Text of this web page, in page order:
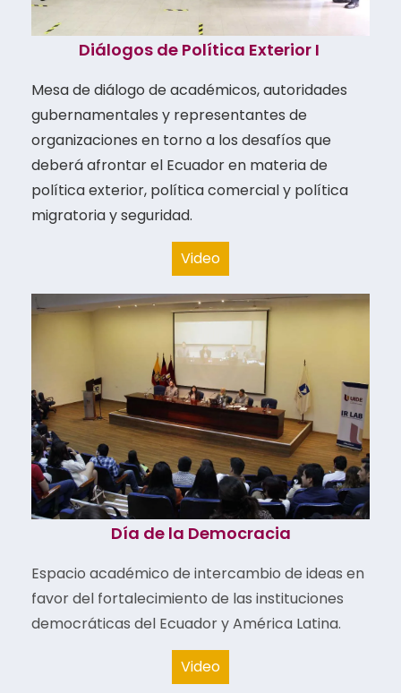
Diálogos de Política Exterior I
Mesa de diálogo de académicos, autoridades
gubernamentales y representantes de
organizaciones en torno a los desafíos que
deberá afrontar el Ecuador en materia de
política exterior, política comercial y política
migratoria y seguridad.
Video
Día de la Democracia​
Espacio académico de intercambio de ideas en
favor del fortalecimiento de las instituciones
democráticas del Ecuador y América Latina.
Video